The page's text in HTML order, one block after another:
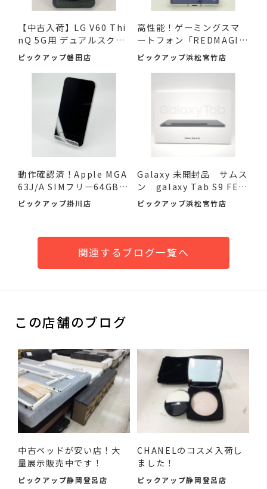
【中古入荷】LG V60 Thi
nQ 5G用 デュアルスクリ
ー...
ピックアップ磐田店
高性能！ゲーミングスマ
ートフォン「REDMAGIC
10 P...
ピックアップ浜松宮竹店
動作確認済！Apple MGA
63J/A SIMフリー64GB #
入荷...
ピックアップ掛川店
Galaxy 未開封品 サムス
ン galaxy Tab S9 FE
SM...
ピックアップ浜松宮竹店
関連するブログ一覧へ
この店舗のブログ
中古ベッドが安い店！大
量展示販売中です！
ピックアップ静岡登呂店
CHANELのコスメ入荷し
ました！
ピックアップ静岡登呂店